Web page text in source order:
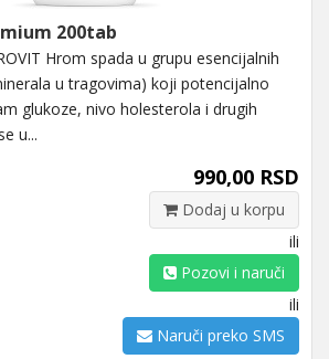
200tab
Hrom spada u grupu esencijalnih
u tragovima) koji potencijalno
glukoze, nivo holesterola i drugih
u...
990,00 RSD
Dodaj u korpu
ili
Pozovi i naruči
ili
Naruči preko SMS